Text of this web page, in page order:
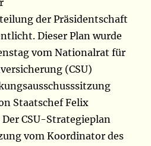
der Präsidentschaft
Dieser Plan wurde
vom Nationalrat für
(CSU)
Staatschef Felix
CSU-Strategieplan
vom Koordinator des